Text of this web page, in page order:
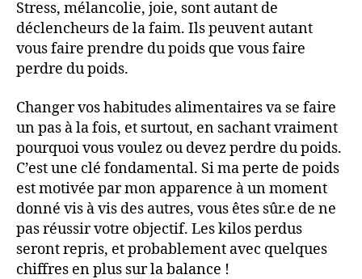
Stress, mélancolie, joie, sont autant de
déclencheurs de la faim. Ils peuvent autant
vous faire prendre du poids que vous faire
perdre du poids.
Changer vos habitudes alimentaires va se faire
un pas à la fois, et surtout, en sachant vraiment
pourquoi vous voulez ou devez perdre du poids.
C’est une clé fondamental. Si ma perte de poids
est motivée par mon apparence à un moment
donné vis à vis des autres, vous êtes sûr.e de ne
pas réussir votre objectif. Les kilos perdus
seront repris, et probablement avec quelques
chiffres en plus sur la balance !